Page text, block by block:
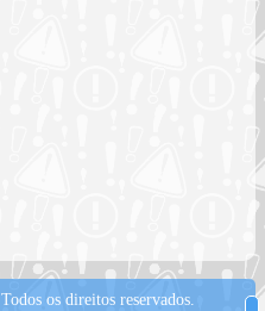
Todos os direitos reservados.